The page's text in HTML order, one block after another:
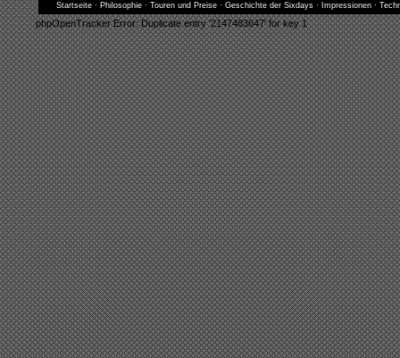
Startseite· Philosophie· Touren und Preise· Geschichte der Sixdays· Impressionen·
phpOpenTracker Error: Duplicate entry '2147483647' for key 1